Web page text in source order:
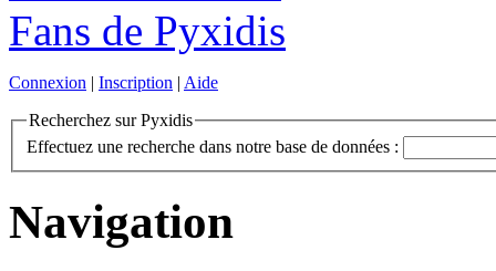
Connexion | Inscription | Aide
Recherchez sur Pyxidis
Effectuez une recherche dans notre base de données :
Navigation